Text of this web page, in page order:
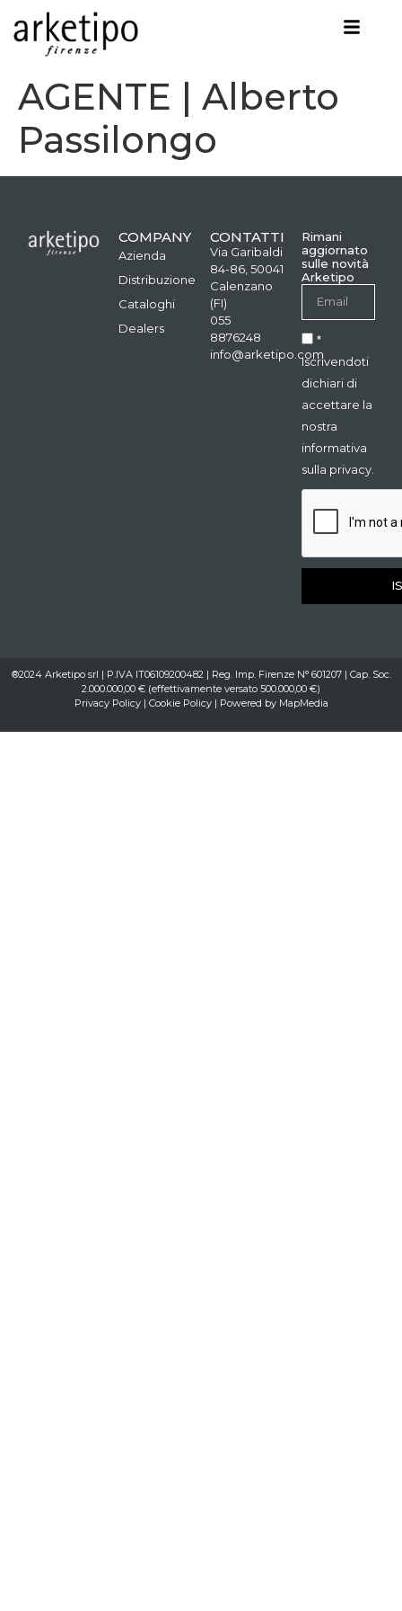
AGENTE | Alberto
Passilongo
COMPANY
Azienda
Distribuzione
Cataloghi
Dealers
CONTATTI
Via Garibaldi
84-86, 50041
Calenzano
(FI)
055
8876248
info@arketipo.com
Rimani
aggiornato
sulle novità
Arketipo
*
Iscrivendoti
dichiari di
accettare la
nostra
informativa
sulla privacy.
®2024 Arketipo srl | P.IVA IT06109200482 | Reg. Imp. Firenze N° 601207 | Cap. Soc.
2.000.000,00 € (effettivamente versato 500.000,00 €)
Privacy Policy| Cookie Policy| Powered by MapMedia